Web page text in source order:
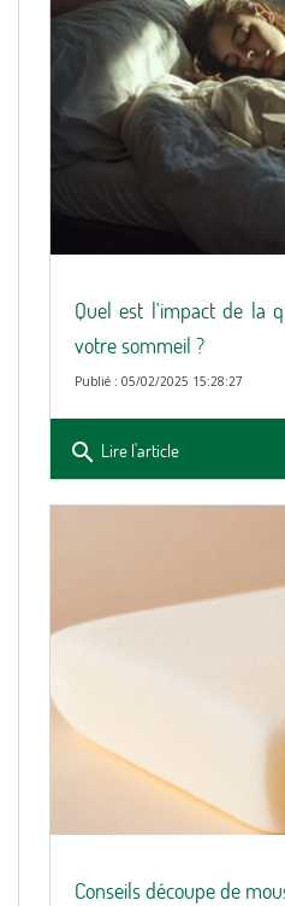
Quel est l'impact de la
votre sommeil ?
Publié : 05/02/2025 15:28:27
search Lire l'article
Conseils découpe de